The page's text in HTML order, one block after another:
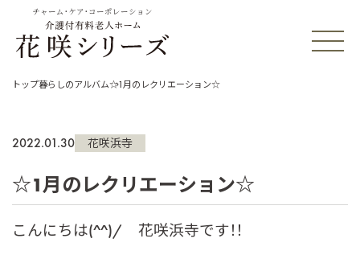
チャーム・ケア・コーポレーション
トップ暮らしのアルバム☆1月のレクリエーション☆
2022.01.30 花咲浜寺
☆1月のレクリエーション☆
こんにちは(^^)/ 花咲浜寺です！！